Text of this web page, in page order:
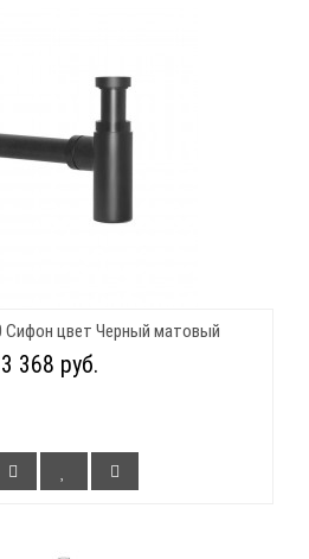
Сифон цвет Черный матовый
368 руб.